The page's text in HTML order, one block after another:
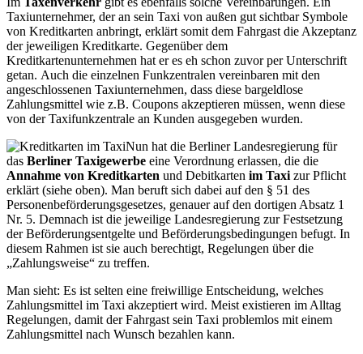
Taxiunternehmer, der an sein Taxi von außen gut sichtbar Symbole
von Kreditkarten anbringt, erklärt somit dem Fahrgast die Akzeptanz
der jeweiligen Kreditkarte. Gegenüber dem
Kreditkartenunternehmen hat er es eh schon zuvor per Unterschrift
getan. Auch die einzelnen Funkzentralen vereinbaren mit den
angeschlossenen Taxiunternehmen, dass diese bargeldlose
Zahlungsmittel wie z.B. Coupons akzeptieren müssen, wenn diese
von der Taxifunkzentrale an Kunden ausgegeben wurden.
Nun hat die Berliner Landesregierung für
das Berliner Taxigewerbe eine Verordnung erlassen, die die
Annahme von Kreditkarten und Debitkarten im Taxi zur Pflicht
erklärt (siehe oben). Man beruft sich dabei auf den § 51 des
Personenbeförderungsgesetzes, genauer auf den dortigen Absatz 1
Nr. 5. Demnach ist die jeweilige Landesregierung zur Festsetzung
der Beförderungsentgelte und Beförderungsbedingungen befugt. In
diesem Rahmen ist sie auch berechtigt, Regelungen über die
„Zahlungsweise“ zu treffen.
Man sieht: Es ist selten eine freiwillige Entscheidung, welches
Zahlungsmittel im Taxi akzeptiert wird. Meist existieren im Alltag
Regelungen, damit der Fahrgast sein Taxi problemlos mit einem
Zahlungsmittel nach Wunsch bezahlen kann.